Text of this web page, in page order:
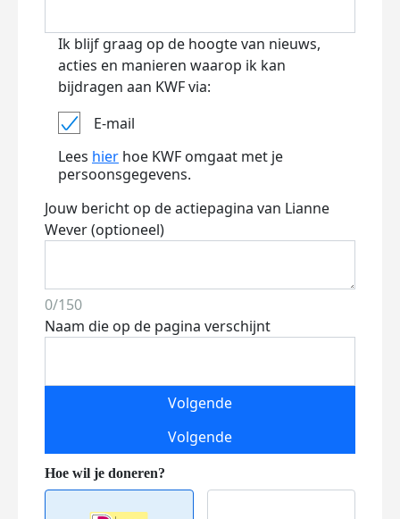
Ik blijf graag op de hoogte van nieuws,
acties en manieren waarop ik kan
bijdragen aan KWF via:
E-mail
Lees hier hoe KWF omgaat met je
persoonsgegevens.
Jouw bericht op de actiepagina van Lianne
Wever (optioneel)
0/150
Naam die op de pagina verschijnt
Volgende
Volgende